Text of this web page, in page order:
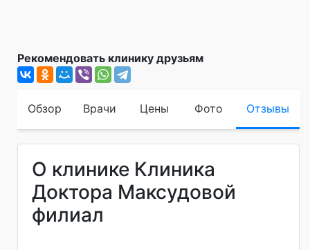
Рекомендовать клинику друзьям
Обзор Врачи Цены Фото Отзывы
О клинике Клиника
Доктора Максудовой
филиал